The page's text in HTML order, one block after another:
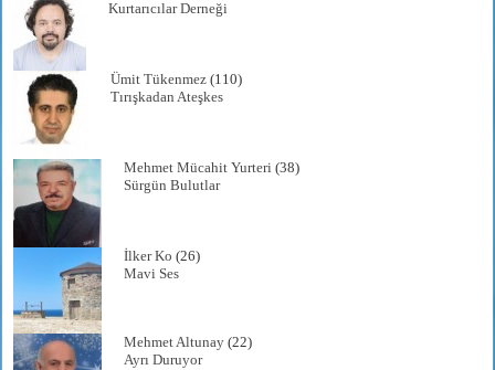
Kurtarıcılar Derneği
Ümit Tükenmez (110)
Tırışkadan Ateşkes
Mehmet Mücahit Yurteri (38)
Sürgün Bulutlar
İlker Ko (26)
Mavi Ses
Mehmet Altunay (22)
Ayrı Duruyor